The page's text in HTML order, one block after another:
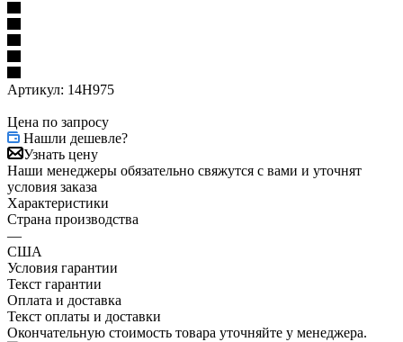
Артикул: 14H975
Цена по запросу
Нашли дешевле?
Узнать цену
Наши менеджеры обязательно свяжутся с вами и уточнят
условия заказа
Характеристики
Страна производства
—
США
Условия гарантии
Текст гарантии
Оплата и доставка
Текст оплаты и доставки
Окончательную стоимость товара уточняйте у менеджера.